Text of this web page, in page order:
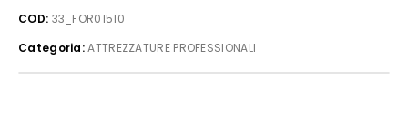
Forno
pizza
mod.
COD: 33_FOR01510
Categoria:ATTREZZATURE PROFESSIONALI